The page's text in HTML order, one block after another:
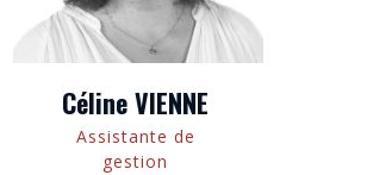
Céline VIENNE
Assistante de
gestion